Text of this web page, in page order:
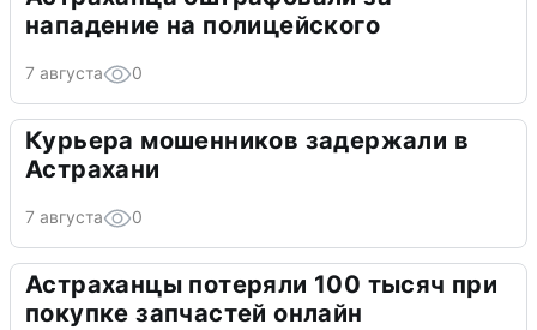
нападение на полицейского
7 августа 0
Курьера мошенников задержали в
Астрахани
7 августа 0
Астраханцы потеряли 100 тысяч при
покупке запчастей онлайн